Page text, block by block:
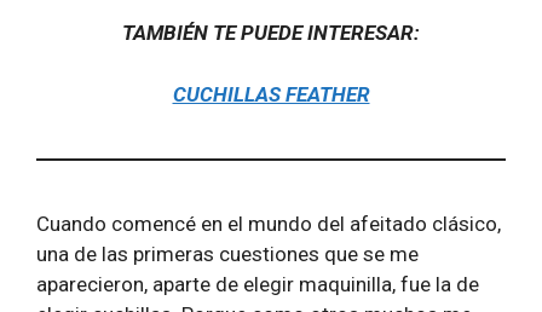
TAMBIÉN TE PUEDE INTERESAR:
CUCHILLAS FEATHER
Cuando comencé en el mundo del afeitado clásico,
una de las primeras cuestiones que se me
aparecieron, aparte de elegir maquinilla, fue la de